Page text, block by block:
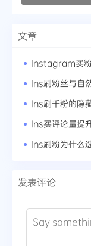
文章
Ins刷千粉的隐
Ins刷粉为什么
发表评论